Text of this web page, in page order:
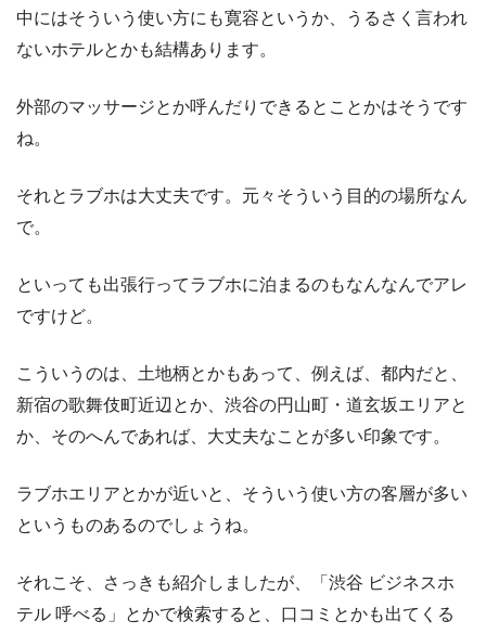
中にはそういう使い方にも寛容というか、うるさく言われ
ないホテルとかも結構あります。
外部のマッサージとか呼んだりできるとことかはそうです
ね。
それとラブホは大丈夫です。元々そういう目的の場所なん
で。
といっても出張行ってラブホに泊まるのもなんなんでアレ
ですけど。
こういうのは、土地柄とかもあって、例えば、都内だと、
新宿の歌舞伎町近辺とか、渋谷の円山町・道玄坂エリアと
か、そのへんであれば、大丈夫なことが多い印象です。
ラブホエリアとかが近いと、そういう使い方の客層が多い
というものあるのでしょうね。
それこそ、さっきも紹介しましたが、「渋谷 ビジネスホ
テル 呼べる」とかで検索すると、口コミとかも出てくる